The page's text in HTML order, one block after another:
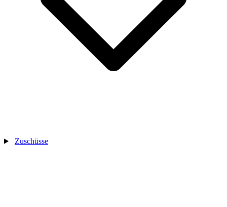
Zuschüsse